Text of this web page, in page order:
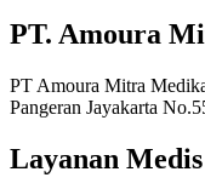
PT. Amoura
PT Amoura Mitra
Pangeran Jayakarta
Layanan Medis